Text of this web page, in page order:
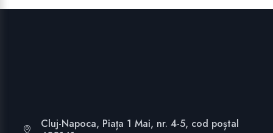
Cluj-Napoca, Piața 1 Mai, nr. 4-5, cod poștal